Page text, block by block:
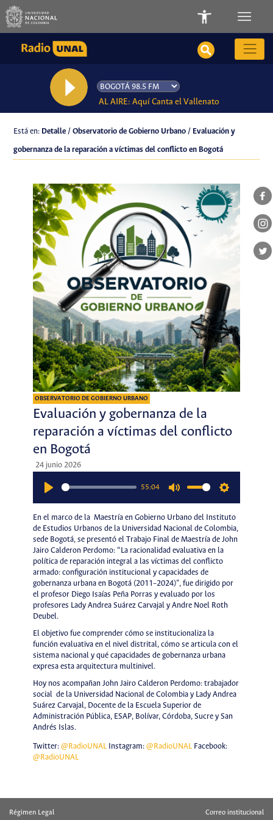
AL AIRE: Aquí Canta el Vallenato
Está en: Detalle / Observatorio de Gobierno Urbano / Evaluación y
gobernanza de la reparación a víctimas del conflicto en Bogotá
OBSERVATORIO DE GOBIERNO URBANO
Evaluación y gobernanza de la
reparación a víctimas del conflicto
en Bogotá
24 junio 2026
55:04
En el marco de la Maestría en Gobierno Urbano del Instituto
de Estudios Urbanos de la Universidad Nacional de Colombia,
sede Bogotá, se presentó el Trabajo Final de Maestría de John
Jairo Calderon Perdomo: “La racionalidad evaluativa en la
política de reparación integral a las víctimas del conflicto
armado: configuración institucional y capacidades de
gobernanza urbana en Bogotá (2011–2024)”, fue dirigido por
el profesor Diego Isaías Peña Porras y evaluado por los
profesores Lady Andrea Suárez Carvajal y Andre Noel Roth
Deubel.
El objetivo fue comprender cómo se institucionaliza la
función evaluativa en el nivel distrital, cómo se articula con el
sistema nacional y qué capacidades de gobernanza urbana
expresa esta arquitectura multinivel.
Hoy nos acompañan John Jairo Calderon Perdomo: trabajador
social de la Universidad Nacional de Colombia y Lady Andrea
Suárez Carvajal, Docente de la Escuela Superior de
Administración Pública, ESAP, Bolívar, Córdoba, Sucre y San
Andrés Islas.
Twitter: @RadioUNALInstagram: @RadioUNALFacebook:
@RadioUNAL
Régimen Legal
Correo institucional